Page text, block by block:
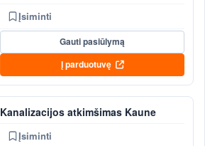
Įsiminti
Gauti pasiūlymą
Į parduotuvę
Kanalizacijos atkimšimas Kaune
Įsiminti